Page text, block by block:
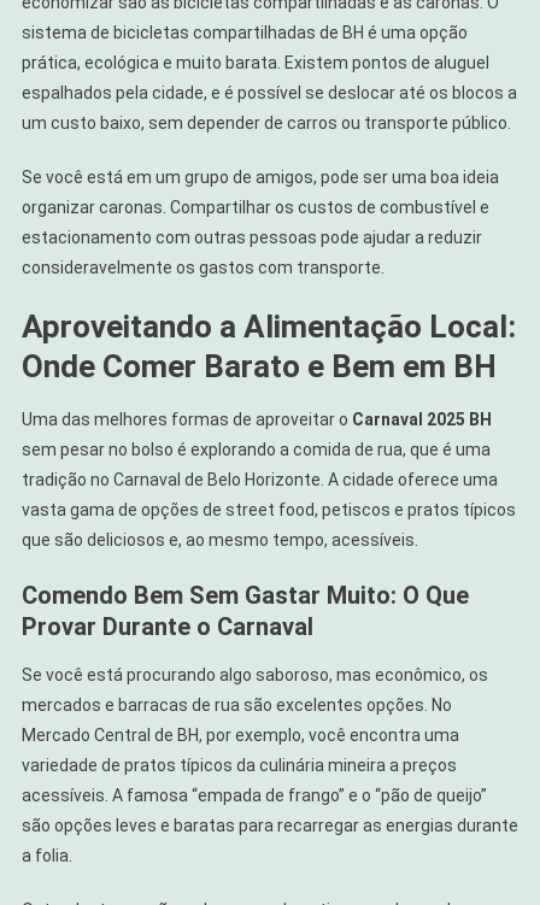
sistema de bicicletas compartilhadas de BH é uma opção
prática, ecológica e muito barata. Existem pontos de aluguel
espalhados pela cidade, e é possível se deslocar até os blocos a
um custo baixo, sem depender de carros ou transporte público.
Se você está em um grupo de amigos, pode ser uma boa ideia
organizar caronas. Compartilhar os custos de combustível e
estacionamento com outras pessoas pode ajudar a reduzir
consideravelmente os gastos com transporte.
Aproveitando a Alimentação Local:
Onde Comer Barato e Bem em BH
Uma das melhores formas de aproveitar o Carnaval 2025 BH
sem pesar no bolso é explorando a comida de rua, que é uma
tradição no Carnaval de Belo Horizonte. A cidade oferece uma
vasta gama de opções de street food, petiscos e pratos típicos
que são deliciosos e, ao mesmo tempo, acessíveis.
Comendo Bem Sem Gastar Muito: O Que
Provar Durante o Carnaval
Se você está procurando algo saboroso, mas econômico, os
mercados e barracas de rua são excelentes opções. No
Mercado Central de BH, por exemplo, você encontra uma
variedade de pratos típicos da culinária mineira a preços
acessíveis. A famosa “empada de frango” e o “pão de queijo”
são opções leves e baratas para recarregar as energias durante
a folia.